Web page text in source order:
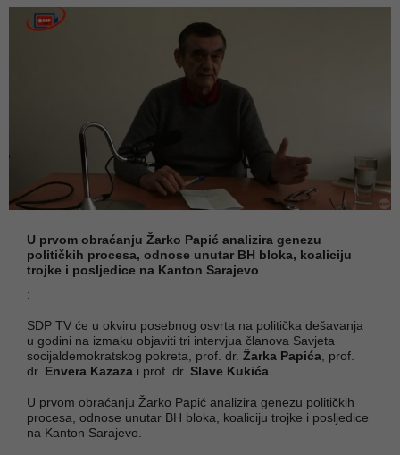
U prvom obraćanju Žarko Papić analizira genezu
političkih procesa, odnose unutar BH bloka, koaliciju
trojke i posljedice na Kanton Sarajevo
:
SDP TV će u okviru posebnog osvrta na politička dešavanja
u godini na izmaku objaviti tri intervjua članova Savjeta
socijaldemokratskog pokreta, prof. dr. Žarka Papića , prof.
dr. Envera Kazaza i prof. dr. Slave Kukića
U prvom obraćanju Žarko Papić analizira genezu političkih
procesa, odnose unutar BH bloka, koaliciju trojke i posljedice
na Kanton Sarajevo.